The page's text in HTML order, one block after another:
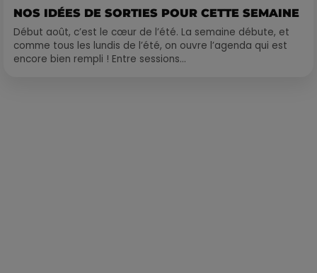
NOS IDÉES DE SORTIES POUR CETTE SEMAINE
Début août, c’est le cœur de l’été. La semaine débute, et
comme tous les lundis de l’été, on ouvre l’agenda qui est
encore bien rempli ! Entre sessions...